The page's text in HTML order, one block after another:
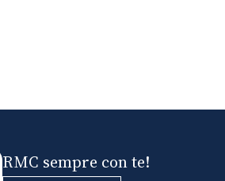
RMC sempre con te!